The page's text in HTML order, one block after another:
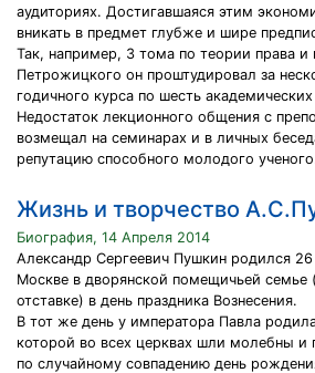
аудиториях. Достигавшаяся этим
вникать в предмет глубже и шире
Так, например, 3 тома по теории права
Петрожицкого он проштудировал за
годичного курса по шесть
Недостаток лекционного общения с
возмещал на семинарах и в личных
репутацию способного молодого
Жизнь и творчество
Биография, 14 Апреля 2014
Александр Сергеевич Пушкин родился
Москве в дворянской помещичьей семье
отставке) в день праздника Вознесения.
В тот же день у императора Павла
которой во всех церквах шли молебны и
по случайному совпадению день